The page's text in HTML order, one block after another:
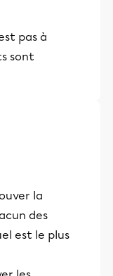
pas à
sont
la
des
est le plus